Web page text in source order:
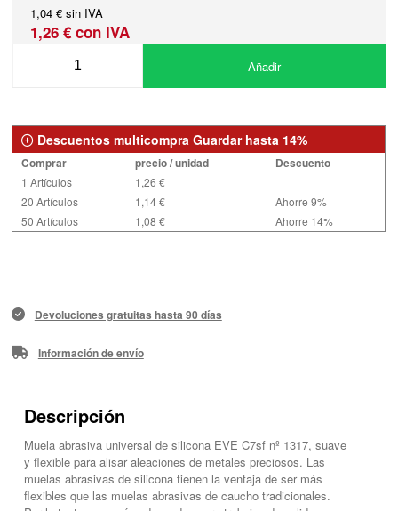
1,04 € sin IVA
1,26 € con IVA
Añadir
Descuentos multicompra Guardar hasta 14%
Comprar precio / unidad Descuento
1 Artículos
1,26 €
20 Artículos
1,14 €
Ahorre 9%
50 Artículos
1,08 € Ahorre 14%
Devoluciones gratuitas hasta 90 días
Información de envío
Descripción
Muela abrasiva universal de silicona EVE C7sf nº 1317, suave
y flexible para alisar aleaciones de metales preciosos. Las
muelas abrasivas de silicona tienen la ventaja de ser más
flexibles que las muelas abrasivas de caucho tradicionales.